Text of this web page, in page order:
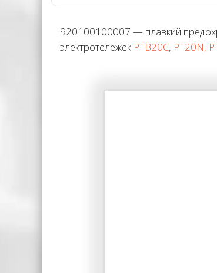
920100100007 — плавкий
электротележек PTB20C, PT20N,